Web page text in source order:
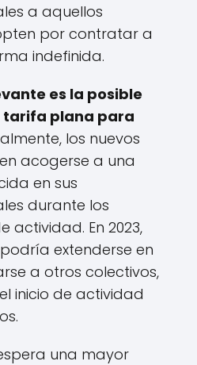
a aquellos
por contratar a
indefinida.
es la posible
tarifa plana para
los nuevos
acogerse a una
en sus
durante los
actividad. En 2023,
extenderse en
a otros colectivos,
inicio de actividad
una mayor